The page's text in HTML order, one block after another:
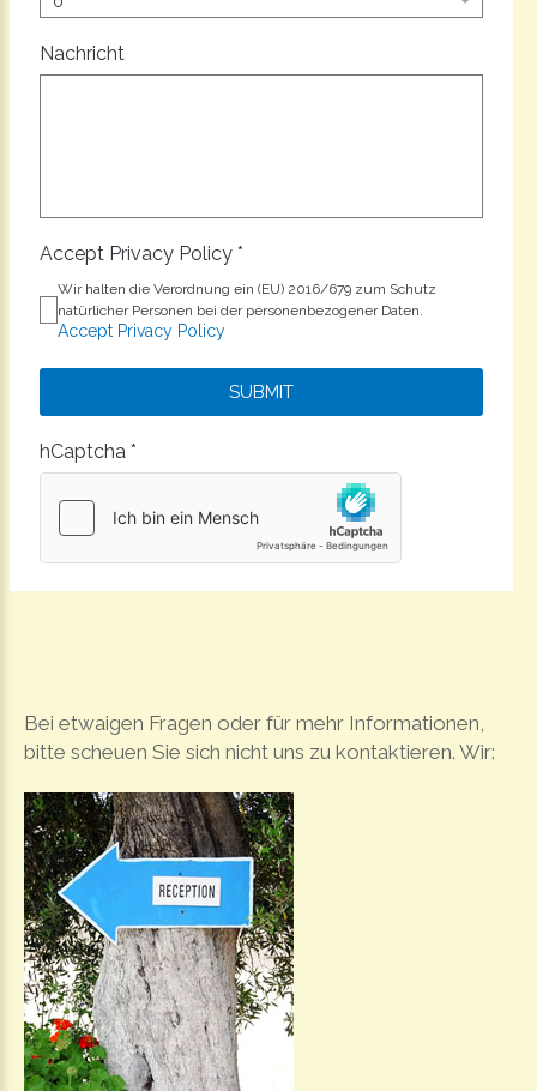
Nachricht
Accept Privacy Policy *
Wir halten die Verordnung ein (EU) 2016/679 zum Schutz
natürlicher Personen bei der personenbezogener Daten.
Accept Privacy Policy
SUBMIT
hCaptcha *
Bei etwaigen Fragen oder für mehr Informationen,
bitte scheuen Sie sich nicht uns zu kontaktieren. Wir: